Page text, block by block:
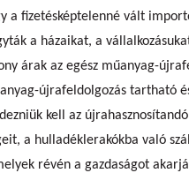
a fizetésképtelenné vált
a házaikat, a
árak az egész műanyag-
újrafeldolgozás tartható
kell az
a hulladéklerakókba való
révén a gazdaságot